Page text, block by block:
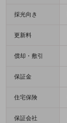
採光向き
更新料
償却・敷引
保証金
住宅保険
保証会社